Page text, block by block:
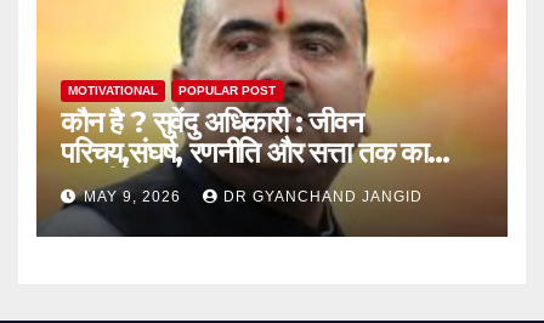
MOTIVATIONAL POPULAR POST
कौन है ? सुवेंदु अधिकारी : जीवन
परिचय,संघर्ष, रणनीति और सत्ता तक का
राजनीतिक सफर
MAY 9, 2026 DR GYANCHAND JANGID